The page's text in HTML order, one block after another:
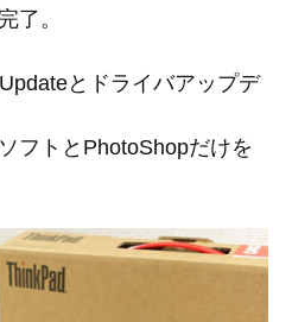
了。
とドライバアップデ
フトとPhotoShopだけを